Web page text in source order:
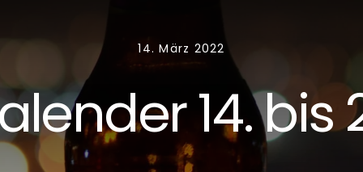
14. März 2022
14. bis